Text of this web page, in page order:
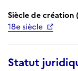
Siècle de création
18e siècle
Statut